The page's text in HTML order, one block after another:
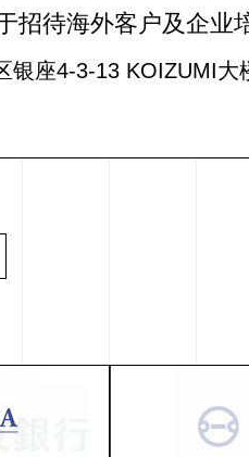
招待海外客户及企业
银座4-3-13 KOIZUMI大